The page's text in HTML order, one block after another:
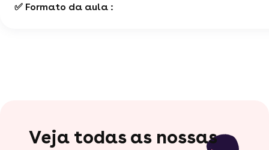
✅ Formato da aula :
Veja todas as nossas